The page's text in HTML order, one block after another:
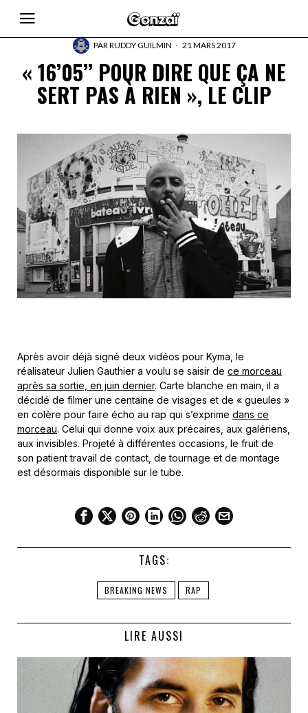
PARRUDDY GUILMIN 21 MARS 2017
« 16’05’’ POUR DIRE QUE ÇA NE
SERT PAS À RIEN », LE CLIP
Après avoir déjà signé deux vidéos pour Kyma, le
réalisateur Julien Gauthier a voulu se saisir de ce morceau
après sa sortie, en juin dernier. Carte blanche en main, il a
décidé de filmer une centaine de visages et de « gueules »
en colère pour faire écho au rap qui s’exprime dans ce
morceau. Celui qui donne voix aux précaires, aux galériens,
aux invisibles. Projeté à différentes occasions, le fruit de
son patient travail de contact, de tournage et de montage
est désormais disponible sur le tube.
TAGS:
BREAKING NEWS RAP
LIRE AUSSI